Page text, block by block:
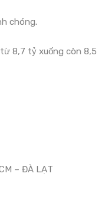
chóng.
từ 8,7 tỷ xuống còn
– ĐÀ LẠT